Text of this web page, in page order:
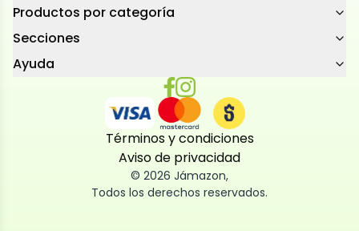
Productos por categoría
Secciones
Ayuda
Términos y condiciones
Aviso de privacidad
© 2026 Jámazon,
Todos los derechos reservados.